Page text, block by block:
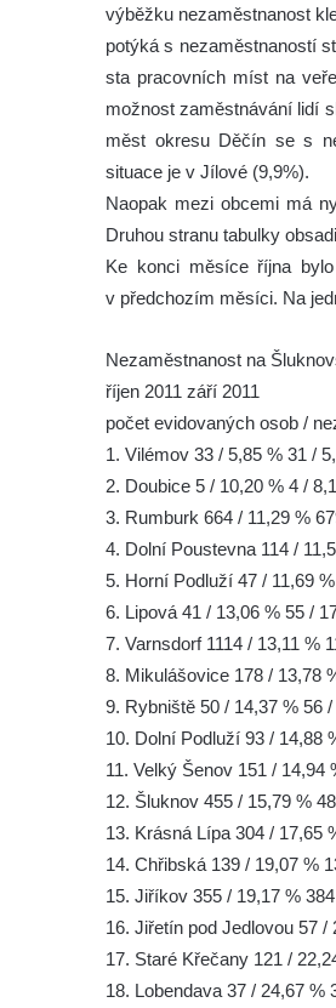
výběžku nezaměstnanost
potýká s nezaměstnaností
sta pracovních míst na
možnost zaměstnávání lidí
měst okresu Děčín se s
situace je v Jílové (9,9%).
Naopak mezi obcemi má
Druhou stranu tabulky
Ke konci měsíce října
v předchozím měsíci. Na
Nezaměstnanost na
říjen 2011 září 2011
počet evidovaných osob /
1. Vilémov 33 / 5,85 % 31 /
2. Doubice 5 / 10,20 % 4 /
3. Rumburk 664 / 11,29 %
4. Dolní Poustevna 114 /
5. Horní Podluží 47 / 11,69
6. Lipová 41 / 13,06 % 55 /
7. Varnsdorf 1114 / 13,11 %
8. Mikulášovice 178 / 13,78
9. Rybniště 50 / 14,37 % 56
10. Dolní Podluží 93 / 14,88
11. Velký Šenov 151 / 14,94
12. Šluknov 455 / 15,79 %
13. Krásná Lípa 304 / 17,65
14. Chřibská 139 / 19,07 %
15. Jiříkov 355 / 19,17 %
16. Jiřetín pod Jedlovou 57 /
17. Staré Křečany 121 /
18. Lobendava 37 / 24,67 %